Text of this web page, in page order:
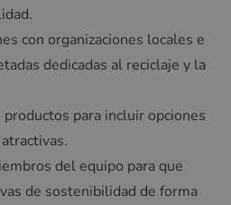
con organizaciones locales e
dedicadas al reciclaje y la
para incluir opciones
del equipo para que
de sostenibilidad de forma